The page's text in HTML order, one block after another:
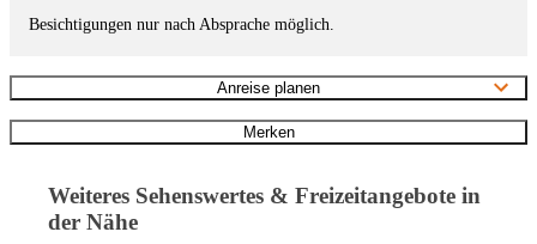
Besichtigungen nur nach Absprache möglich.
Anreise planen
Merken
Weiteres Sehenswertes & Freizeitangebote in
der Nähe